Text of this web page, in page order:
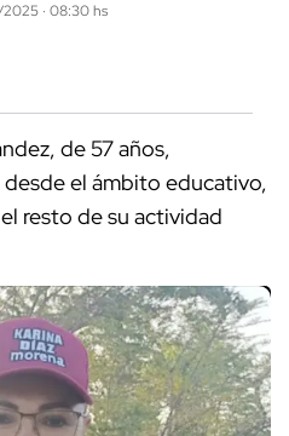
2025 · 08:30 hs
de 57 años,
el ámbito educativo,
resto de su actividad